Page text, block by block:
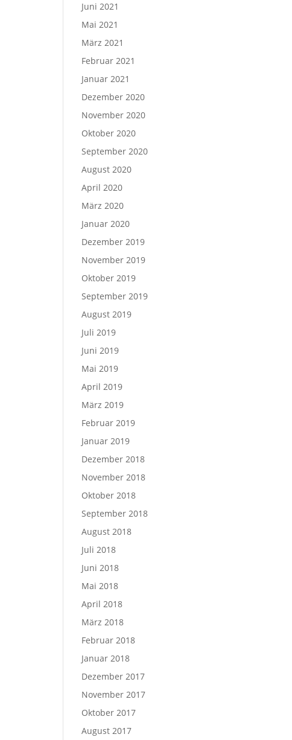
Juni 2021
Mai 2021
März 2021
Februar 2021
Januar 2021
Dezember 2020
November 2020
Oktober 2020
September 2020
August 2020
April 2020
März 2020
Januar 2020
Dezember 2019
November 2019
Oktober 2019
September 2019
August 2019
Juli 2019
Juni 2019
Mai 2019
April 2019
März 2019
Februar 2019
Januar 2019
Dezember 2018
November 2018
Oktober 2018
September 2018
August 2018
Juli 2018
Juni 2018
Mai 2018
April 2018
März 2018
Februar 2018
Januar 2018
Dezember 2017
November 2017
Oktober 2017
August 2017